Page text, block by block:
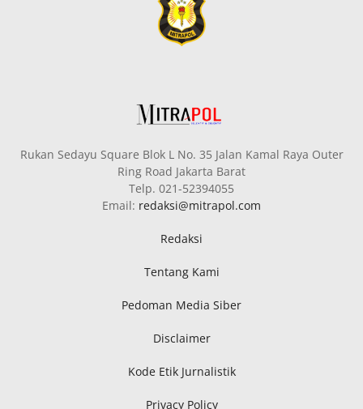
Rukan Sedayu Square Blok L No. 35 Jalan Kamal Raya Outer
Ring Road Jakarta Barat
Telp. 021-52394055
Email: redaksi@mitrapol.com
Redaksi
Tentang Kami
Pedoman Media Siber
Disclaimer
Kode Etik Jurnalistik
Privacy Policy